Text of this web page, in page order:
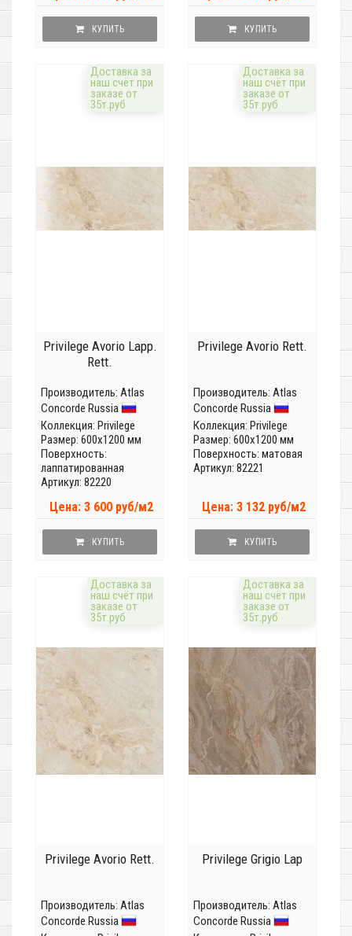
КУПИТЬ КУПИТЬ
Доставка за
наш счёт при
заказе от
35т.руб
Privilege Avorio Lapp.
Rett.
Производитель: Atlas
Concorde Russia
Коллекция: Privilege
Размер: 600x1200 мм
Поверхность:
лаппатированная
Артикул: 82220
Цена: 3 600 руб/м2
КУПИТЬ
Доставка за
наш счёт при
заказе от
35т.руб
Privilege Avorio Rett.
Производитель: Atlas
Concorde Russia
Коллекция: Privilege
Размер: 600x1200 мм
Поверхность: матовая
Артикул: 82221
Цена: 3 132 руб/м2
КУПИТЬ
Доставка за
наш счёт при
заказе от
35т.руб
Privilege Avorio Rett.
Производитель: Atlas
Concorde Russia
Доставка за
наш счёт при
заказе от
35т.руб
Privilege Grigio Lap
Производитель: Atlas
Concorde Russia